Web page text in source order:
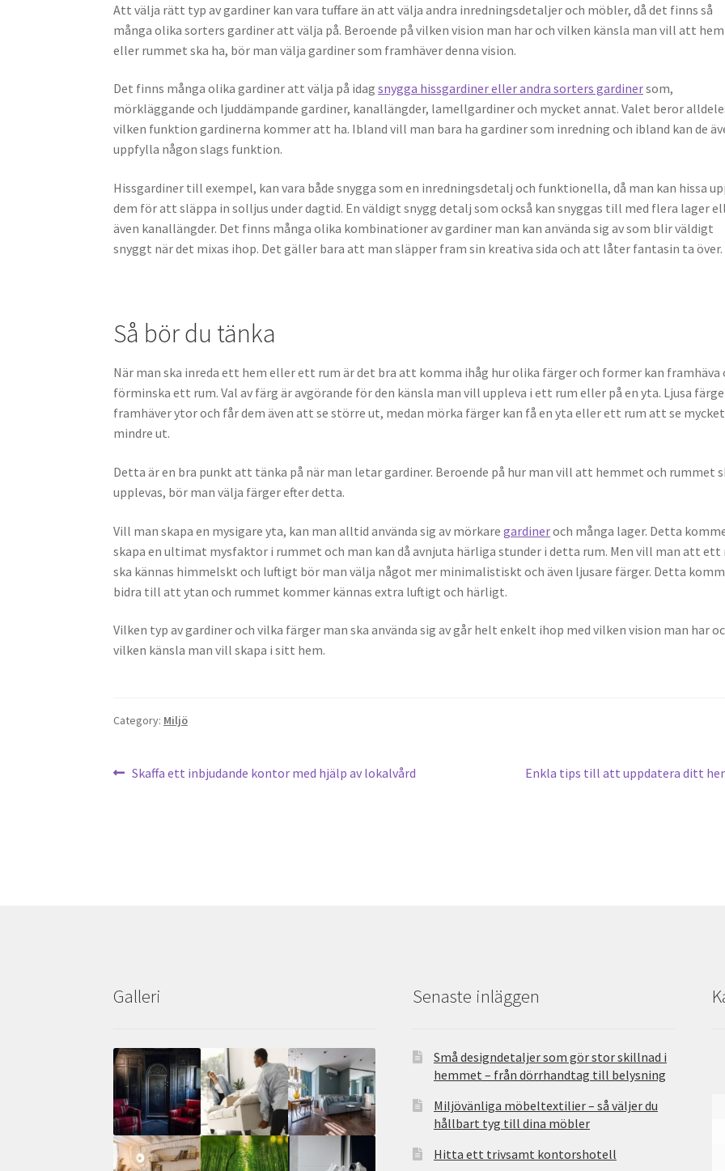
Att välja rätt typ av gardiner kan vara tuffare än att välja andra inredningsdetaljer och möbler, då det finns så
många olika sorters gardiner att välja på. Beroende på vilken vision man har och vilken känsla man vill att
eller rummet ska ha, bör man välja gardiner som framhäver denna vision.
Det finns många olika gardiner att välja på idagsnygga hissgardiner eller andra sorters gardinersom,
mörkläggande och ljuddämpande gardiner, kanallängder, lamellgardiner och mycket annat. Valet beror
vilken funktion gardinerna kommer att ha. Ibland vill man bara ha gardiner som inredning och ibland kan de
uppfylla någon slags funktion.
Hissgardiner till exempel, kan vara både snygga som en inredningsdetalj och funktionella, då man kan hissa
dem för att släppa in solljus under dagtid. En väldigt snygg detalj som också kan snyggas till med flera lager
även kanallängder. Det finns många olika kombinationer av gardiner man kan använda sig av som blir väldigt
snyggt när det mixas ihop. Det gäller bara att man släpper fram sin kreativa sida och att låter fantasin ta över.
Så bör du tänka
När man ska inreda ett hem eller ett rum är det bra att komma ihåg hur olika färger och former kan framhäva
förminska ett rum. Val av färg är avgörande för den känsla man vill uppleva i ett rum eller på en yta. Ljusa
framhäver ytor och får dem även att se större ut, medan mörka färger kan få en yta eller ett rum att se mycket
mindre ut.
Detta är en bra punkt att tänka på när man letar gardiner. Beroende på hur man vill att hemmet och rummet
upplevas, bör man välja färger efter detta.
Vill man skapa en mysigare yta, kan man alltid använda sig av mörkaregardineroch många lager. Detta
skapa en ultimat mysfaktor i rummet och man kan då avnjuta härliga stunder i detta rum. Men vill man att ett
ska kännas himmelskt och luftigt bör man välja något mer minimalistiskt och även ljusare färger. Detta
bidra till att ytan och rummet kommer kännas extra luftigt och härligt.
Vilken typ av gardiner och vilka färger man ska använda sig av går helt enkelt ihop med vilken vision man har
vilken känsla man vill skapa i sitt hem.
Category: Miljö
Inläggsnavigering
Previous
Skaffa ett inbjudande kontor med hjälp av lokalvård
Next
Enkla tips till att uppdatera ditt
Galleri Senaste inläggen
Små designdetaljer som gör stor skillnad i
hemmet – från dörrhandtag till belysning
Miljövänliga möbeltextilier – så väljer du
hållbart tyg till dina möbler
Hitta ett trivsamt kontorshotell